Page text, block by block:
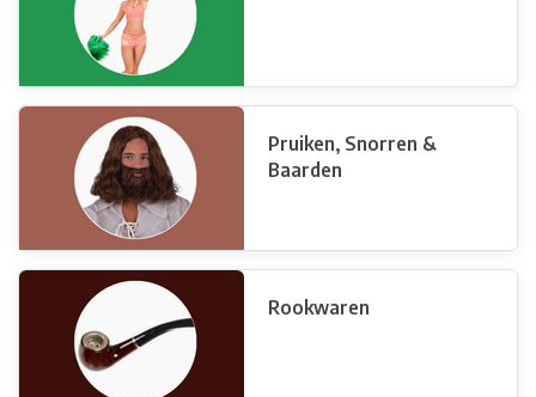
Pruiken, Snorren &
Baarden
Rookwaren